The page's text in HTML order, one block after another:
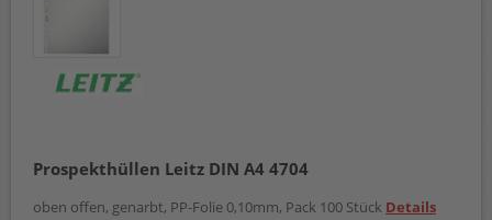
Prospekthüllen Leitz DIN A4 4704
oben offen, genarbt, PP-Folie 0,10mm, Pack 100 Stück Details